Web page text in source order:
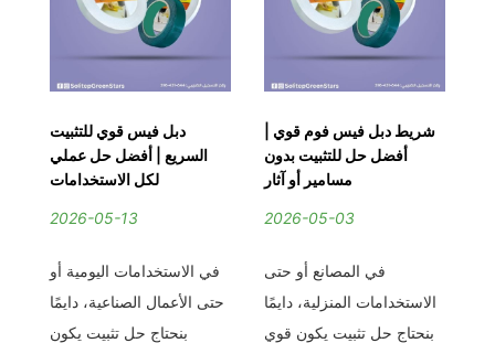
دبل فيس قوي للتثبيت
السريع | أفضل حل عملي
لكل الاستخدامات
2026-05-13
في الاستخدامات اليومية أو
حتى الأعمال الصناعية، دايمًا
بنحتاج حل تثبيت يكون
شريط دبل فيس فوم قوي |
أفضل حل للتثبيت بدون
مسامير أو آثار
2026-05-03
في المصانع أو حتى
الاستخدامات المنزلية، دايمًا
بنحتاج حل تثبيت يكون قوي